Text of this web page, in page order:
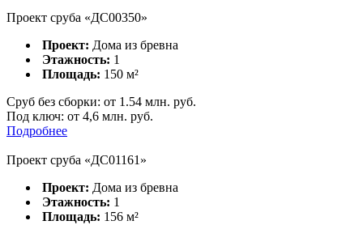
Проект сруба «ДС00350»
Проект: Дома из бревна
Этажность: 1
Площадь: 150 м²
Сруб без сборки: от 1.54 млн. руб.
Под ключ: от 4,6 млн. руб.
Подробнее
Проект сруба «ДС01161»
Проект: Дома из бревна
Этажность: 1
Площадь: 156 м²